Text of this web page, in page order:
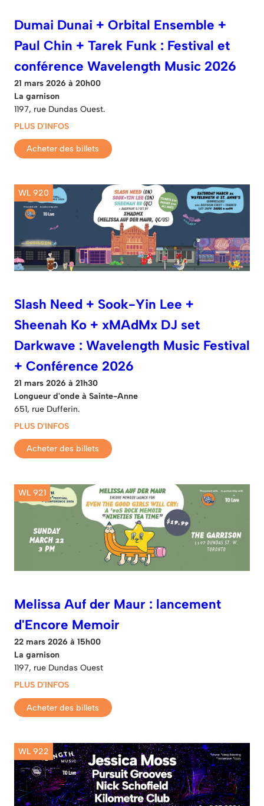
Dumai Dunai + Orbital Ensemble +
Paul Chin + Tarek Funk : Festival et
conférence Wavelength Music 2026
21 mars 2026 à 20h00
La garnison
1197, rue Dundas Ouest.
PLUS D'INFOS
Acheter des billets
WL 920
Slash Need + Sook-Yin Lee +
Sheenah Ko + xMAdMx DJ set
Darkwave : Wavelength Music Festival
+ Conférence 2026
21 mars 2026 à 21h30
Longueur d'onde à Sainte-Anne
651, rue Dufferin.
PLUS D'INFOS
Acheter des billets
WL 921
Melissa Auf der Maur : lancement
d'Encore Memoir
22 mars 2026 à 15h00
La garnison
1197, rue Dundas Ouest
PLUS D'INFOS
Acheter des billets
WL 922